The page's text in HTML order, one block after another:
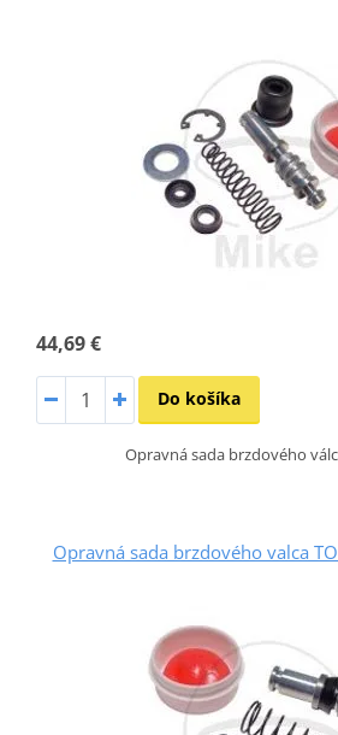
44,69 €
Do košíka
Opravná sada brzdového
Opravná sada brzdového valca